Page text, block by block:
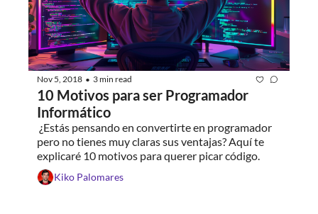
Nov 5, 2018 • 3 min read
10 Motivos para ser Programador
Informático
¿Estás pensando en convertirte en programador
pero no tienes muy claras sus ventajas? Aquí te
explicaré 10 motivos para querer picar código.
Kiko Palomares